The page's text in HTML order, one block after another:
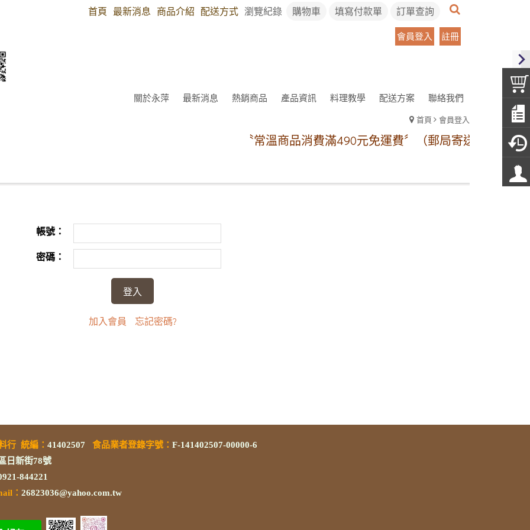
首頁 最新消息 商品介紹 配送方式 瀏覽紀錄 購物車 填寫付款單 訂單查詢
會員登入 註冊
關於永萍 最新消息 熱銷商品 產品資訊 料理教學 配送方案 聯絡我們
首頁 會員登入
〝常溫商品消費滿490元免運費〞（郵局寄送） 冷凍
帳號：
密碼：
加入會員 忘記密碼?
行 統編 ： 41402507 食品業者登錄字號 ： F-141402507-00000-6
日新街78號
844221
： 26823036@yahoo.com.tw